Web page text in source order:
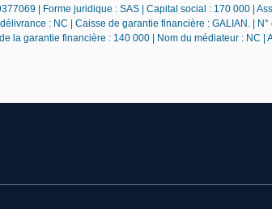
| Forme juridique : SAS | Capital social : 170 000 |
: NC | Caisse de garantie financière : GALIAN. |
la garantie financière : 140 000 | Nom du médiateur : NC |